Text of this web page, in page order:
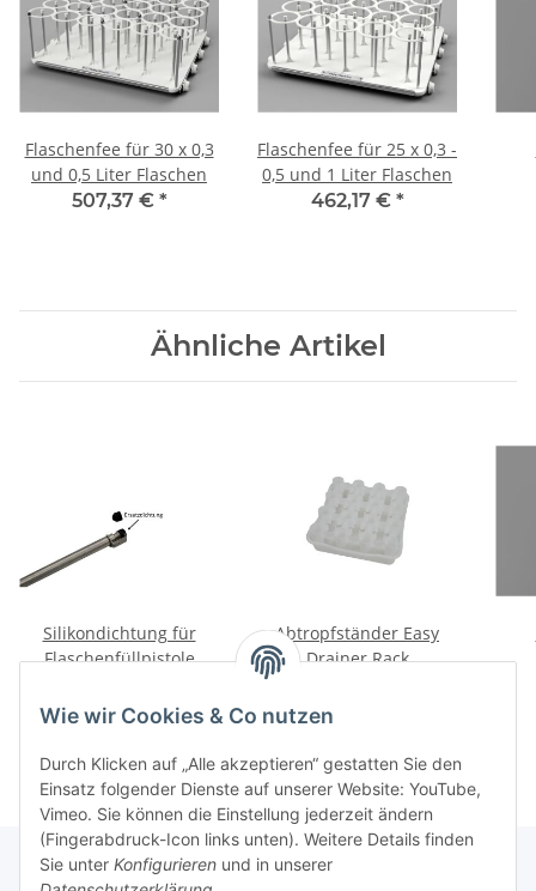
Wie wir Cookies & Co nutzen
Durch Klicken auf „Alle akzeptieren“ gestatten Sie den
Einsatz folgender Dienste auf unserer Website: YouTube,
Vimeo. Sie können die Einstellung jederzeit ändern
(Fingerabdruck-Icon links unten). Weitere Details finden
Sie unter Konfigurieren und in unserer
Flaschenfee für 30 x 0,3
und 0,5 Liter Flaschen
507,37 € *
Flaschenfee für 25 x 0,3 -
0,5 und 1 Liter Flaschen
462,17 € *
Ähnliche Artikel
Silikondichtung für
Flaschenfüllpistole
Abtropfständer Easy
Drainer Rack